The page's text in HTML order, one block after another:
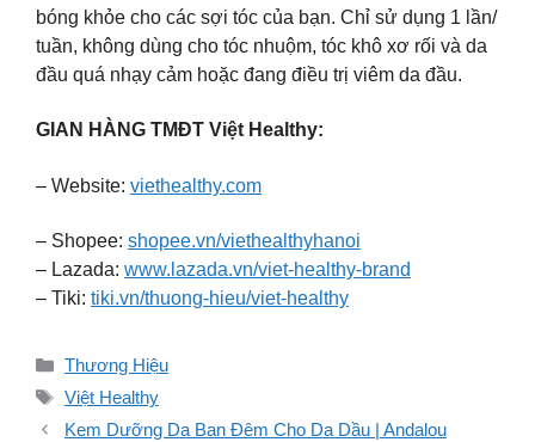
bóng khỏe cho các sợi tóc của bạn. Chỉ sử dụng 1 lần/
tuần, không dùng cho tóc nhuộm, tóc khô xơ rối và da
đầu quá nhạy cảm hoặc đang điều trị viêm da đầu.
GIAN HÀNG TMĐT Việt Healthy:
– Website: viethealthy.com
– Shopee: shopee.vn/viethealthyhanoi
– Lazada: www.lazada.vn/viet-healthy-brand
– Tiki: tiki.vn/thuong-hieu/viet-healthy
Danh
mục
Thương Hiệu
Thẻ
Việt Healthy
Kem Dưỡng Da Ban Đêm Cho Da Dầu | Andalou